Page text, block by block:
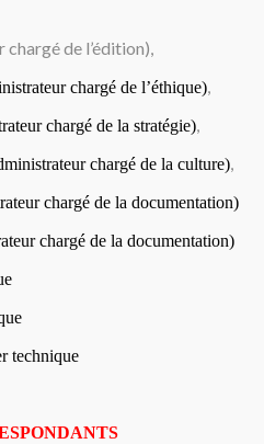
de l’édition),
chargé de l’éthique),
chargé de la stratégie),
chargé de la culture),
chargé de la documentation)
chargé de la documentation)
technique